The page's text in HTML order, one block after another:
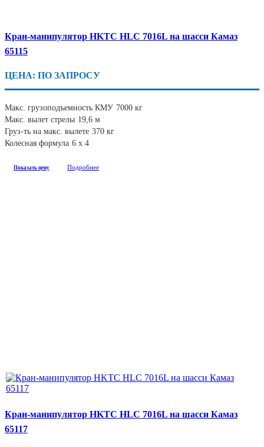
Кран-манипулятор HKTC HLC 7016L на шасси Камаз
65115
ЦЕНА: ПО ЗАПРОСУ
Макс. грузоподъемность КМУ 7000 кг
Макс. вылет стрелы 19,6 м
Груз-ть на макс. вылете 370 кг
Колесная формула 6 х 4
Показать цену Подробнее
Кран-манипулятор HKTC HLC 7016L на шасси Камаз
65117